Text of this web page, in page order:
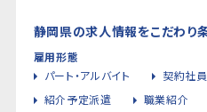
静岡県の求人情報をこだわり
雇用形態
パート・アルバイト
契約社員
紹介予定派遣
職業紹介